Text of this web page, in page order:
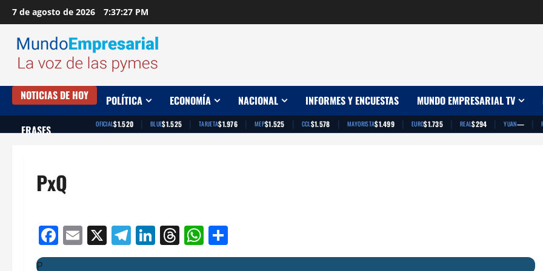
Saltar
al
contenido
7 de agosto de 2026 7:37:28 PM
NOTICIAS DE HOY POLÍTICA ECONOMÍA NACIONAL INFORMES Y ENCUESTAS MUNDO EMPRESARIAL TV
FRASES OFICIAL$1520 | BLUE$1525 TARJETA$1976 | MEP$1525 | CCL$1578 | MAYORISTA$1499 EURO$1735 REAL$294 YUAN—
PxQ
Facebook
Email
X Telegram
LinkedIn
Threads
WhatsApp
P